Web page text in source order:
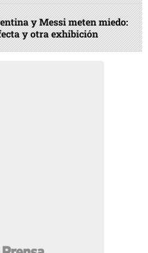
y Messi meten miedo:
y otra exhibición